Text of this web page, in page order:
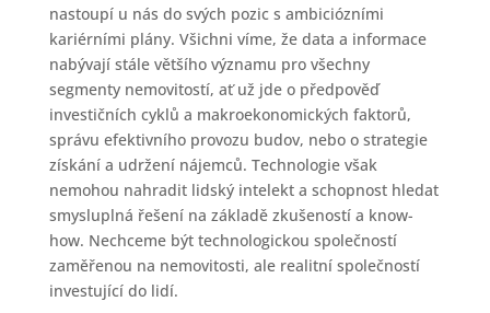
nastoupí u nás do svých pozic s ambiciózními
kariérními plány. Všichni víme, že data a informace
nabývají stále většího významu pro všechny
segmenty nemovitostí, ať už jde o předpověď
investičních cyklů a makroekonomických faktorů,
správu efektivního provozu budov, nebo o strategie
získání a udržení nájemců. Technologie však
nemohou nahradit lidský intelekt a schopnost hledat
smysluplná řešení na základě zkušeností a know-
how. Nechceme být technologickou společností
zaměřenou na nemovitosti, ale realitní společností
investující do lidí.